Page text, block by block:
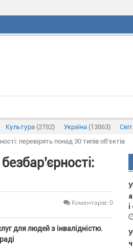
Культура (2782) Україна (13863) Світ
перевірять понад 30 типів об'єктів
Коментарів: 0
для людей з інвалідністю.